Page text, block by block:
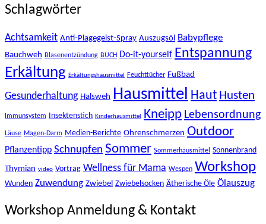
Schlagwörter
Achtsamkeit Anti-Plagegeist-Spray Auszugsöl Babypflege
Bauchweh Blasenentzündung BUCH Do-it-yourself Entspannung
Erkältung Erkältungshausmittel Feuchttücher Fußbad
Gesunderhaltung Halsweh Hausmittel Haut Husten
Immunsystem Insektenstich Kinderhausmittel Kneipp Lebensordnung
Läuse Magen-Darm Medien-Berichte Ohrenschmerzen Outdoor
Pflanzentipp Schnupfen Sommer Sommerhausmittel Sonnenbrand
Thymian video Vortrag Wellness für Mama Wespen Workshop
Wunden Zuwendung Zwiebel Zwiebelsocken Ätherische Öle Ölauszug
Workshop Anmeldung & Kontakt